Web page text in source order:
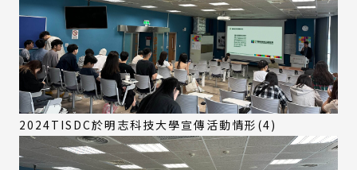
2024TISDC於明志科技大學宣傳活動情形(4)